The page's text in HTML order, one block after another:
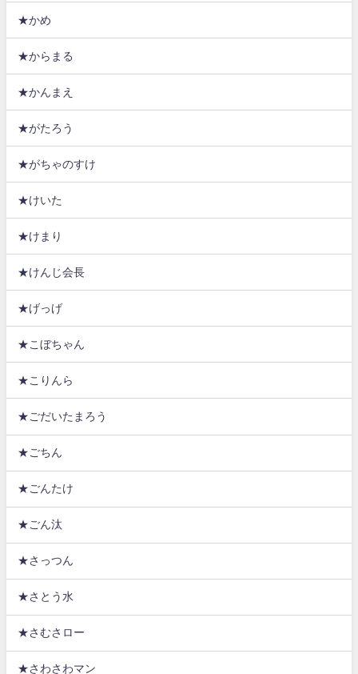
★かめ
★からまる
★かんまえ
★がたろう
★がちゃのすけ
★けいた
★けまり
★けんじ会長
★げっげ
★こぼちゃん
★こりんら
★ごだいたまろう
★ごちん
★ごんたけ
★ごん汰
★さっつん
★さとう水
★さむさロー
★さわさわマン